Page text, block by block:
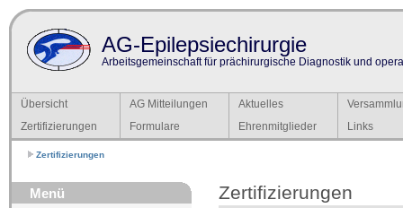
AG-Epilepsiechirurgie
Arbeitsgemeinschaft für prächirurgische Diagnostik und
Übersicht AG Mitteilungen Aktuelles
Zertifizierungen
Formulare Ehrenmitglieder Links
Zertifizierungen
Menü Zertifizierungen